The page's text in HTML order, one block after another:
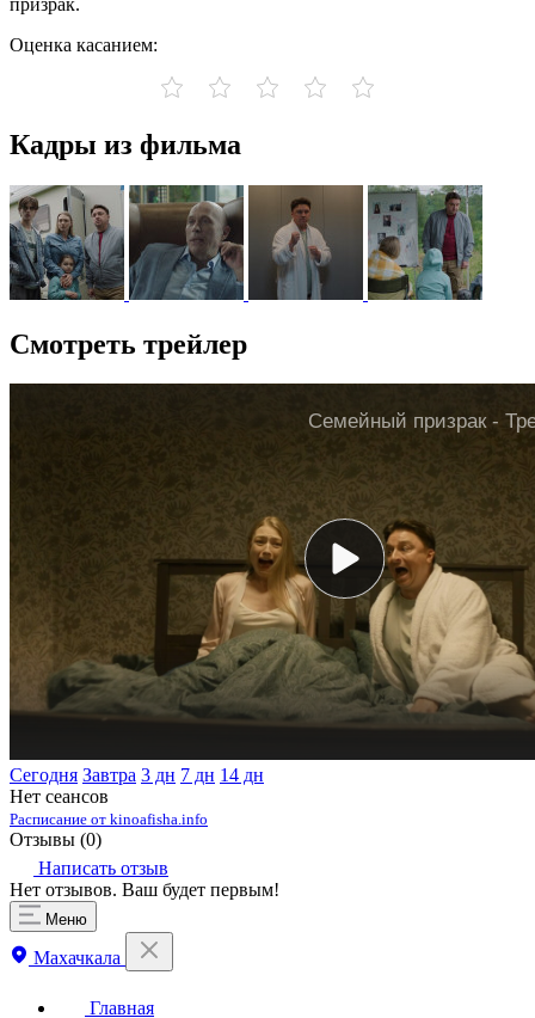
Оценка касанием:
Кадры из фильма
Смотреть трейлер
Сегодня Завтра 3 дн 7 дн 14 дн
Нет сеансов
Расписание от kinoafisha.info
Отзывы (0)
Написать отзыв
Нет отзывов. Ваш будет первым!
Меню
Махачкала
Главная